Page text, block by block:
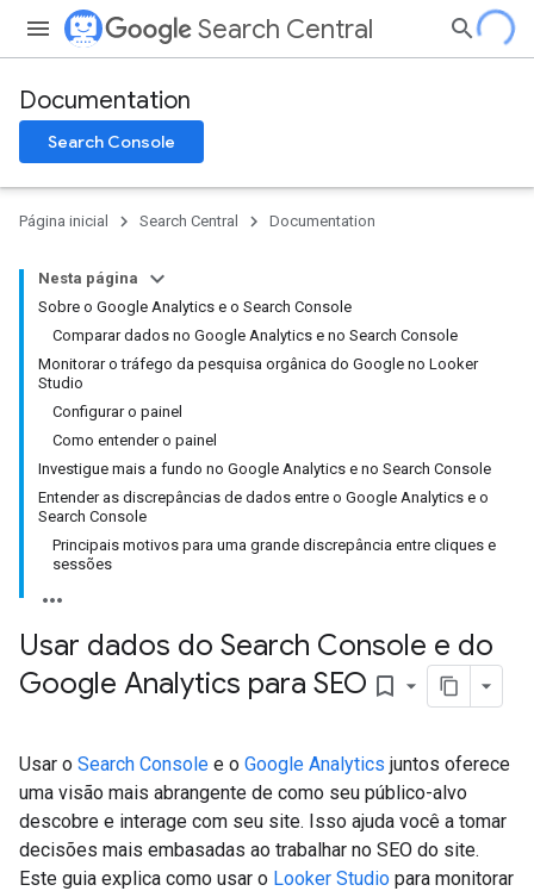
Search Central
Documentation
Search Console
Página inicial Search Central Documentation
Nesta página
Sobre o Google Analytics e o Search Console
Comparar dados no Google Analytics e no Search Console
Monitorar o tráfego da pesquisa orgânica do Google no Looker
Studio
Configurar o painel
Como entender o painel
Investigue mais a fundo no Google Analytics e no Search Console
Entender as discrepâncias de dados entre o Google Analytics e o
Search Console
Principais motivos para uma grande discrepância entre cliques e
sessões
Usar dados do Search Console e do
Google Analytics para SEO bookmark_border
Usar o Search Console e o Google Analytics juntos oferece
uma visão mais abrangente de como seu público-alvo
descobre e interage com seu site. Isso ajuda você a tomar
decisões mais embasadas ao trabalhar no SEO do site.
Este guia explica como usar o Looker Studio para monitorar